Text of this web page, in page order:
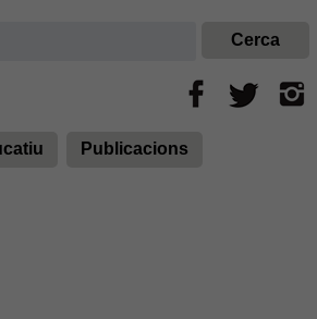
Publicacions